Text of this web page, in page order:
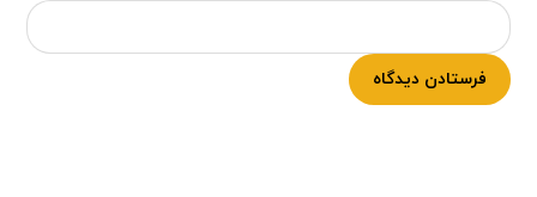
فرستادن دیدگاه